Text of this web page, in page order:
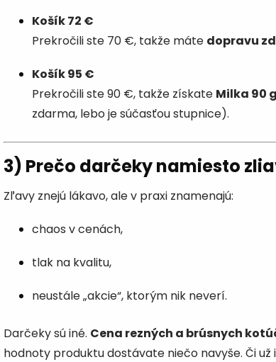
Košík 72 €
Prekročili ste 70 €, takže máte dopravu
Košík 95 €
Prekročili ste 90 €, takže získate Milka 90
zdarma, lebo je súčasťou stupnice).
3) Prečo darčeky namiesto
Zľavy znejú lákavo, ale v praxi znamenajú:
chaos v cenách,
tlak na kvalitu,
neustále „akcie“, ktorým nik neverí.
Darčeky sú iné. Cena rezných a brúsnych
hodnoty produktu dostávate niečo navyše. Či už